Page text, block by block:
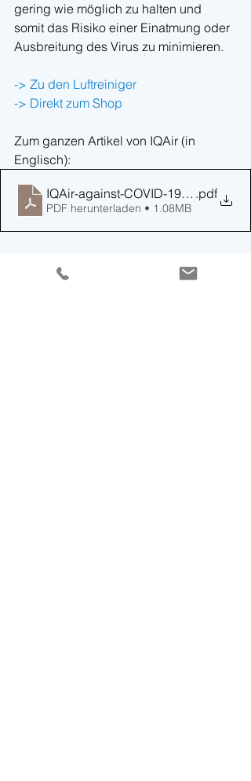
gering wie möglich zu halten und
somit das Risiko einer Einatmung oder
Ausbreitung des Virus zu minimieren.
-> Zu den Luftreiniger
-> Direkt zum Shop
Zum ganzen Artikel von IQAir (in
Englisch):
IQAir-against-COVID-19_20_EN
.pdf
PDF herunterladen • 1.08MB
Luftreinigung